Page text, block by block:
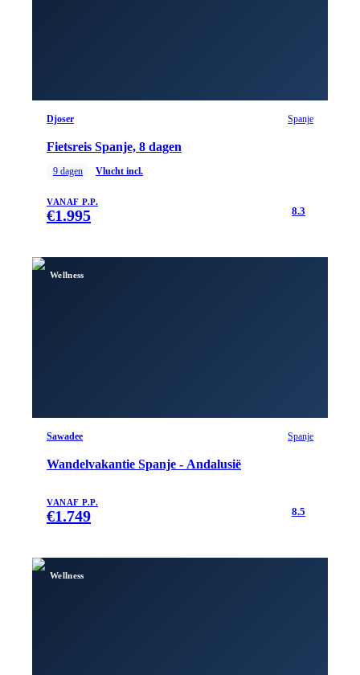
Djoser Spanje
Fietsreis Spanje, 8 dagen
9 dagen Vlucht incl.
VANAF P.P.
€1.995 8.3
Wellness
Sawadee Spanje
Wandelvakantie Spanje - Andalusië
VANAF P.P.
€1.749 8.5
Wellness